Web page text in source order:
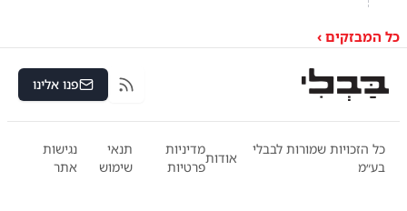
כל המבזקים ›
RSS פנו אלינו
כל הזכויות שמורות לבבלי
בע״מ
אודות
מדיניות
פרטיות
תנאי
שימוש
נגישות
אתר